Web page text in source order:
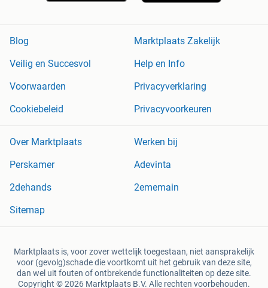
Blog
Marktplaats Zakelijk
Veilig en Succesvol
Help en Info
Voorwaarden
Privacyverklaring
Cookiebeleid
Privacyvoorkeuren
Over Marktplaats
Werken bij
Perskamer
Adevinta
2dehands
2ememain
Sitemap
Marktplaats is, voor zover wettelijk toegestaan, niet aansprakelijk
voor (gevolg)schade die voortkomt uit het gebruik van deze site,
dan wel uit fouten of ontbrekende functionaliteiten op deze site.
Copyright © 2026 Marktplaats B.V. Alle rechten voorbehouden.